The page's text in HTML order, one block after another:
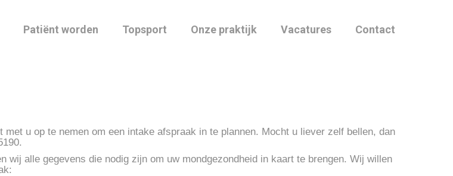
Patiënt worden Topsport Onze praktijk Vacatures Contact
u op te nemen om een intake afspraak in te plannen. Mocht u liever zelf bellen, dan
wij alle gegevens die nodig zijn om uw mondgezondheid in kaart te brengen. Wij willen